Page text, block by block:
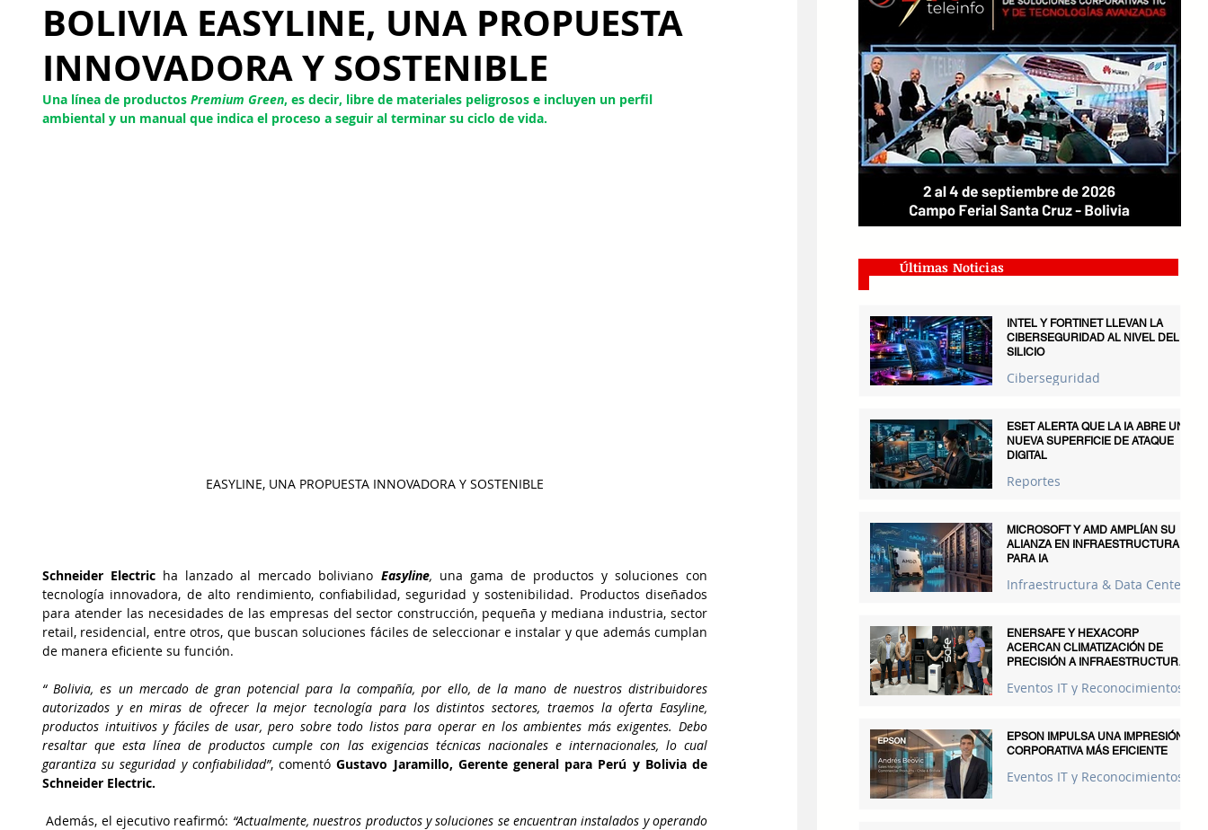
BOLIVIA EASYLINE, UNA PROPUESTA
INNOVADORA Y SOSTENIBLE
Una línea de productos Premium Green, es decir, libre de materiales peligrosos e incluyen un perfil
ambiental y un manual que indica el proceso a seguir al terminar su ciclo de vida.
EASYLINE, UNA PROPUESTA INNOVADORA Y SOSTENIBLE
Schneider Electric ha lanzado al mercado boliviano Easyline, una gama de productos y soluciones con
tecnología innovadora, de alto rendimiento, confiabilidad, seguridad y sostenibilidad. Productos diseñados
para atender las necesidades de las empresas del sector construcción, pequeña y mediana industria, sector
retail, residencial, entre otros, que buscan soluciones fáciles de seleccionar e instalar y que además cumplan
de manera eficiente su función.
“ Bolivia, es un mercado de gran potencial para la compañía, por ello, de la mano de nuestros distribuidores
autorizados y en miras de ofrecer la mejor tecnología para los distintos sectores, traemos la oferta Easyline,
productos intuitivos y fáciles de usar, pero sobre todo listos para operar en los ambientes más exigentes. Debo
resaltar que esta línea de productos cumple con las exigencias técnicas nacionales e internacionales, lo cual
garantiza su seguridad y confiabilidad”, comentó Gustavo Jaramillo, Gerente general para Perú y Bolivia de
Schneider Electric.
Además, el ejecutivo reafirmó: “Actualmente, nuestros productos y soluciones se encuentran instalados y operando
Últimas Noticias
INTEL Y FORTINET LLEVAN LA
CIBERSEGURIDAD AL NIVEL DEL
SILICIO
Ciberseguridad
ESET ALERTA QUE LA IA ABRE UNA
NUEVA SUPERFICIE DE ATAQUE
DIGITAL
Reportes
MICROSOFT Y AMD AMPLÍAN SU
ALIANZA EN INFRAESTRUCTURA
PARA IA
Infraestructura & Data Centers
ENERSAFE Y HEXACORP
ACERCAN CLIMATIZACIÓN DE
PRECISIÓN A INFRAESTRUCTURAS
Eventos IT y Reconocimientos
EPSON IMPULSA UNA IMPRESIÓN
CORPORATIVA MÁS EFICIENTE
Eventos IT y Reconocimientos